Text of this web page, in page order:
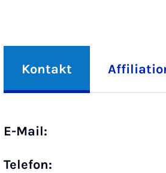
Kontakt
E-Mail:
Telefon: